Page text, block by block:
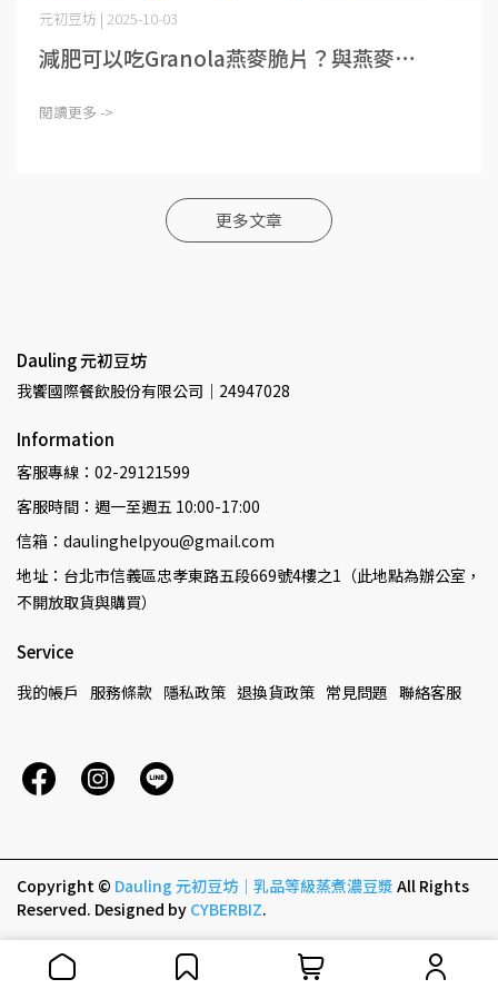
元初豆坊 | 2025-10-03
減肥可以吃Granola燕麥脆片？與燕麥⋯
閱讀更多 ->
更多文章
Dauling 元初豆坊
我饗國際餐飲股份有限公司｜24947028
Information
客服專線：02-29121599
客服時間：週一至週五 10:00-17:00
信箱：daulinghelpyou@gmail.com
地址：台北市信義區忠孝東路五段669號4樓之1（此地點為辦公室，
不開放取貨與購買）
Service
我的帳戶 服務條款 隱私政策 退換貨政策 常見問題 聯絡客服
Copyright © Dauling 元初豆坊｜乳品等級蒸煮濃豆漿 All Rights
Reserved. Designed by CYBERBIZ.